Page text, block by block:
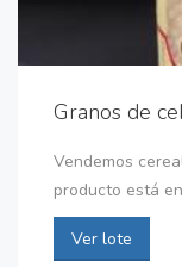
Granos de
Vendemos
producto está
Ver lote